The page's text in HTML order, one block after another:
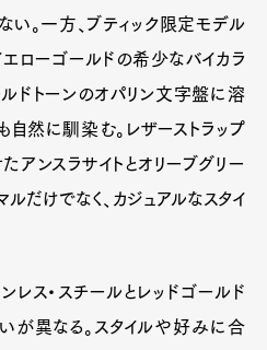
。一方、ブティック限定モデル
エローゴールドの希少なバイカラ
ドトーンのオパリン文字盤に溶
自然に馴染む。レザーストラップ
ンスラサイトとオリーブグリー
ルだけでなく、カジュアルなスタイ
レス・スチールとレッドゴールド
が異なる。スタイルや好みに合